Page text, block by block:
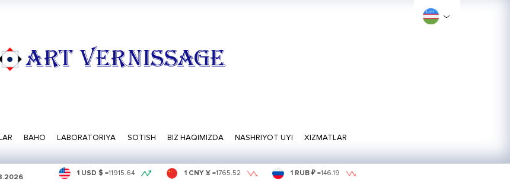
ART VERNISSAGE
BAHO LABORATORIYA SOTISH BIZ HAQIMIZDA NASHRIYOT UYI XIZMATLAR
1 USD $ =11915.64 1 CNY ¥ =1765.52 1 RUB ₽ =146.19